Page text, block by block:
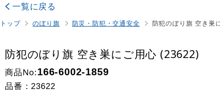
一覧に戻る
トップ のぼり旗 防災・防犯・交通安全 防犯のぼり旗 空き巣
防犯のぼり旗 空き巣にご用心 (23622)
商品No:166-6002-1859
品番：23622